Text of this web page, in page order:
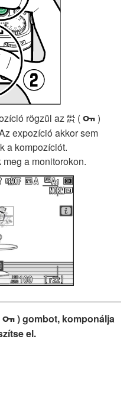
rögzül az A ( g )
expozíció akkor sem
a kompozíciót.
a monitorokon.
g ) gombot, komponálja
el.